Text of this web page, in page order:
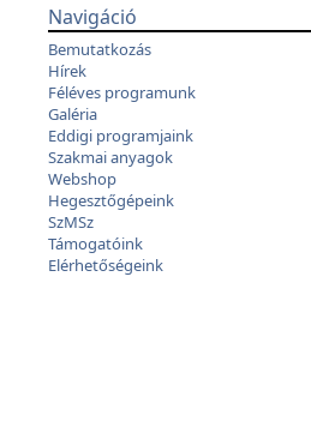
Navigáció
Bemutatkozás
Hírek
Féléves programunk
Galéria
Eddigi programjaink
Szakmai anyagok
Webshop
Hegesztőgépeink
SzMSz
Támogatóink
Elérhetőségeink